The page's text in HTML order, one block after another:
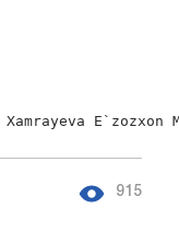
Xamrayeva E`zozxon
915